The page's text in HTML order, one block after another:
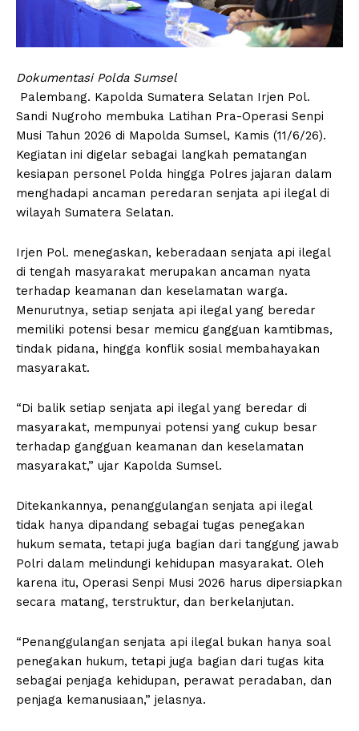
Dokumentasi Polda Sumsel
Palembang. Kapolda Sumatera Selatan Irjen Pol.
Sandi Nugroho membuka Latihan Pra-Operasi Senpi
Musi Tahun 2026 di Mapolda Sumsel, Kamis (11/6/26).
Kegiatan ini digelar sebagai langkah pematangan
kesiapan personel Polda hingga Polres jajaran dalam
menghadapi ancaman peredaran senjata api ilegal di
wilayah Sumatera Selatan.
Irjen Pol. menegaskan, keberadaan senjata api ilegal
di tengah masyarakat merupakan ancaman nyata
terhadap keamanan dan keselamatan warga.
Menurutnya, setiap senjata api ilegal yang beredar
memiliki potensi besar memicu gangguan kamtibmas,
tindak pidana, hingga konflik sosial membahayakan
masyarakat.
“Di balik setiap senjata api ilegal yang beredar di
masyarakat, mempunyai potensi yang cukup besar
terhadap gangguan keamanan dan keselamatan
masyarakat,” ujar Kapolda Sumsel.
Ditekankannya, penanggulangan senjata api ilegal
tidak hanya dipandang sebagai tugas penegakan
hukum semata, tetapi juga bagian dari tanggung jawab
Polri dalam melindungi kehidupan masyarakat. Oleh
karena itu, Operasi Senpi Musi 2026 harus dipersiapkan
secara matang, terstruktur, dan berkelanjutan.
“Penanggulangan senjata api ilegal bukan hanya soal
penegakan hukum, tetapi juga bagian dari tugas kita
sebagai penjaga kehidupan, perawat peradaban, dan
penjaga kemanusiaan,” jelasnya.